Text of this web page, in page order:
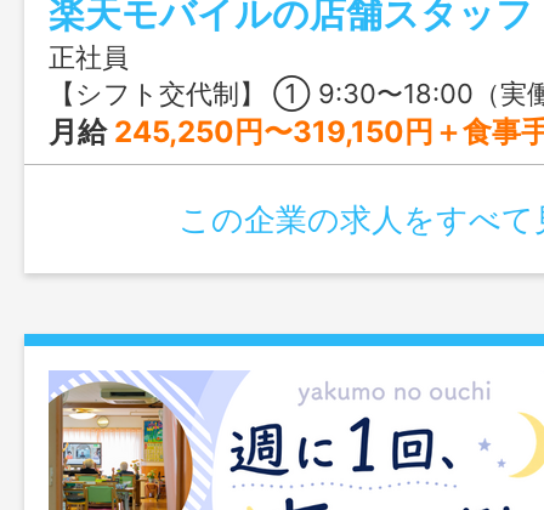
正社員
【シフト交代制】 ① 9:30〜18:00（実働7.5時間） ② 12:00
月給 245,250円〜319,150円＋食事手当・残業代 ※イ
この企業の求人をすべて